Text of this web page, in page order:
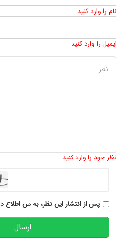
نام را وارد کنید
ایمیل را وارد کنید
نظر خود را وارد کنید
پس از انتشار این نظر، به من اطلاع
ارسال